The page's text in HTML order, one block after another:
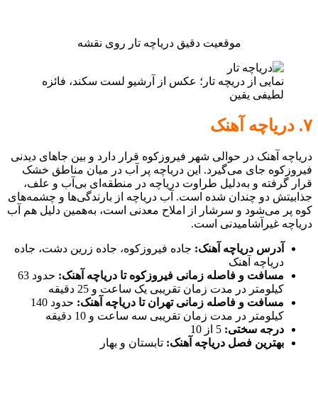
موقعیت دقیق دریاچه تار روی نقشه
نمایی از دریچه تار؛ عکس از آرشیو لست سکند، فائزه
لطیفی یقین
۷. دریاچه آهنک
دریاچه آهنک در حوالی شهر فیروزکوه قرار دارد و بین جاهای دیدنی
فیروزکوه جای می‌گیرد. این دریاچه پر آب در میان مناطق خشک
قرار گرفته و به‌دلیل طراوت دریاچه در منطقه‌ای بی‌آب و علف،
جذابیتش دو چندان شده است. آب دریاچه از بارندگی‌ها و چشمه‌های
کوه پر می‌شود و سرشار از املاح معدنی است، به‌همین دلیل هم آب
دریاچه غیرآشامیدنی است.
آدرس دریاچه آهنک: جاده فیروزکوه، جاده زرین دشت، جاده
دریاچه آهنک
مسافت و فاصله زمانی فیروزکوه تا دریاچه آهنک:
حدود 63
کیلومتر در مدت زمان تقریبی یک ساعت و 25 دقیقه
مسافت و فاصله زمانی تهران تا دریاچه آهنک:
حدود 140
کیلومتر در مدت زمان تقریبی سه ساعت و 10 دقیقه
درجه سختی:
بهترین فصل دریاچه آهنک: تابستان و بهار